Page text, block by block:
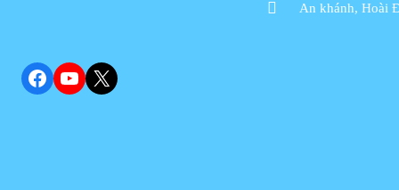
An khánh, Hoài
Facebook
YouTube
X